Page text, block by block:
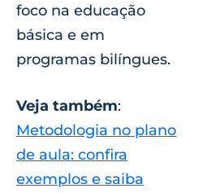
foco na educação
básica e em
programas bilíngues.
Veja também:
Metodologia no plano
de aula: confira
exemplos e saiba